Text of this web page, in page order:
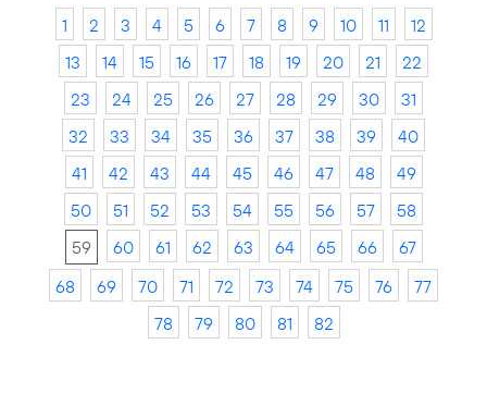
1 2 3 4 5 6 7 8 9 10 11
12
13
14 15 16 17 18 19 20 21
22
23
24 25 26 27 28 29 30
31
32
33 34 35 36 37 38 39
40
41
42 43 44 45 46 47 48
49
50
51 52 53 54 55 56 57
58
59
60 61 62 63 64 65 66
67
68
69 70 71 72 73 74 75 76
77
78
79 80 81 82